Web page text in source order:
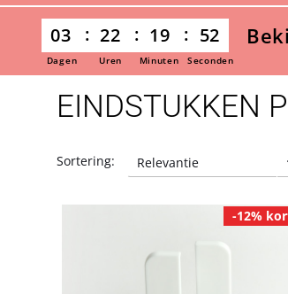
03 22 19 52
Dagen Uren Minuten Seconden
EINDSTUKKEN
Sortering:
-12%